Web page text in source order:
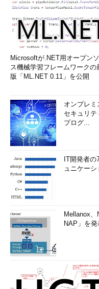
い
「コネクト スタンバ
る
正確な原因を調べるには
トを開き、「powercfg /a
/availablesleepstates」
C:\>powercfg /a
……スリ
以下のスリープ状態がこ
スタンバイ (S1)
タンバイのみ（「休止状
以下のスリープ状態はこ
スタンバイ (S2)
システム ファームウェ
ートしていません。
スタンバイ (S3)
システム ファームウ
ートしていません。
休止状態
休止状態は有効にさ
Microsoftが.NET用オープン
ス機械学習フレームワークの
版「ML.NET 0.11」を公開
オンプレ
セキュリ
プログ...
IT開発者
ュニケー
Mellanox
NAP」を発